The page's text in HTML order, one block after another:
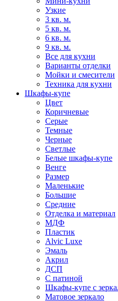
Узкие
3 кв. м.
5 кв. м.
6 кв. м.
9 кв. м.
Все для кухни
Варианты отделки
Мойки и смесители
Техника для кухни
Шкафы-купе
Цвет
Коричневые
Серые
Темные
Черные
Светлые
Белые шкафы-купе
Венге
Размер
Маленькие
Большие
Средние
Отделка и материал
МДФ
Пластик
Alvic Luxe
Эмаль
Акрил
ДСП
С патиной
Шкафы-купе с
Матовое зеркало